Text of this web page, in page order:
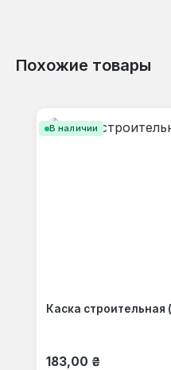
Похожие товары
В наличии
Каска строительная
Обычная цена:
183,00 ₴